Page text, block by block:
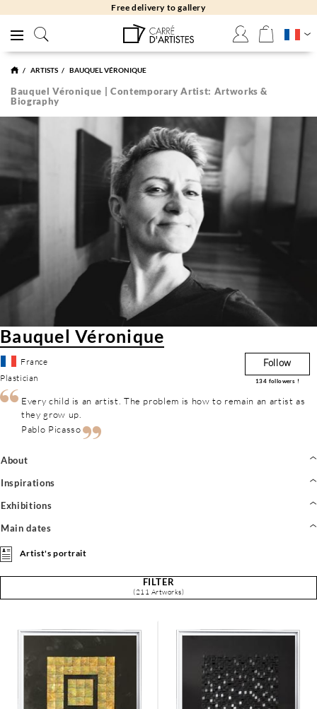
Free returns 30 days
ARTISTS BAUQUEL VÉRONIQUE
Bauquel Véronique | Contemporary Artist: Artworks &
Biography
Bauquel Véronique
France
Plastician
Follow
134 followers !
Every child is an artist. The problem is how to remain an artist as
they grow up.
Pablo Picasso
About
Inspirations
Exhibitions
Main dates
Artist's portrait
FILTER
(211 Artworks)